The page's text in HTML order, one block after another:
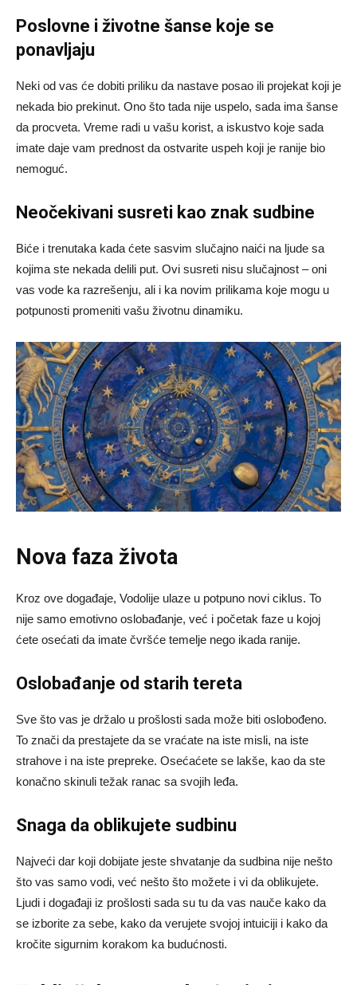
Poslovne i životne šanse koje se
ponavljaju
Neki od vas će dobiti priliku da nastave posao ili projekat koji je
nekada bio prekinut. Ono što tada nije uspelo, sada ima šanse
da procveta. Vreme radi u vašu korist, a iskustvo koje sada
imate daje vam prednost da ostvarite uspeh koji je ranije bio
nemoguć.
Neočekivani susreti kao znak sudbine
Biće i trenutaka kada ćete sasvim slučajno naići na ljude sa
kojima ste nekada delili put. Ovi susreti nisu slučajnost – oni
vas vode ka razrešenju, ali i ka novim prilikama koje mogu u
potpunosti promeniti vašu životnu dinamiku.
Nova faza života
Kroz ove događaje, Vodolije ulaze u potpuno novi ciklus. To
nije samo emotivno oslobađanje, već i početak faze u kojoj
ćete osećati da imate čvršće temelje nego ikada ranije.
Oslobađanje od starih tereta
Sve što vas je držalo u prošlosti sada može biti oslobođeno.
To znači da prestajete da se vraćate na iste misli, na iste
strahove i na iste prepreke. Osećaćete se lakše, kao da ste
konačno skinuli težak ranac sa svojih leđa.
Snaga da oblikujete sudbinu
Najveći dar koji dobijate jeste shvatanje da sudbina nije nešto
što vas samo vodi, već nešto što možete i vi da oblikujete.
Ljudi i događaji iz prošlosti sada su tu da vas nauče kako da
se izborite za sebe, kako da verujete svojoj intuiciji i kako da
kročite sigurnim korakom ka budućnosti.